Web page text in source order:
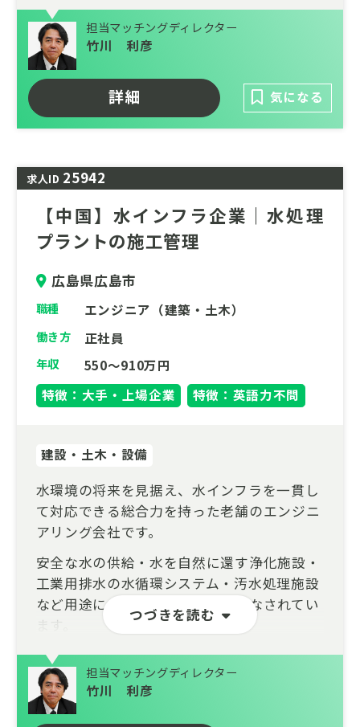
設計・施工・運用・メンテナンスまで一貫し
て対応できる総合力を武器に、自然や環境に
配慮された建設施工、革新的な水処理技術の
研究開発、耐震性に優れた鋼管製造の加工技
術を持ち、安心・安全な水利用を約束しま
す。
担当マッチングディレクター
竹川 利彦
詳細 気になる
求人ID 25942
【中国】水インフラ企業｜水処理
プラントの施工管理
広島県広島市
職種 エンジニア（建築・土木）
働き方 正社員
年収
550～910万円
特徴：大手・上場企業
特徴：英語力不問
つづきを読む
建設・土木・設備
水環境の将来を見据え、水インフラを一貫し
て対応できる総合力を持った老舗のエンジニ
アリング会社です。
安全な水の供給・水を自然に還す浄化施設・
工業用排水の水循環システム・汚水処理施設
など用途に合わせた様々な運用がなされてい
ます。
設計・施工・運用・メンテナンスまで一貫し
て対応できる総合力を武器に、自然や環境に
配慮された建設施工、革新的な水処理技術の
研究開発、耐震性に優れた鋼管製造の加工技
担当マッチングディレクター
竹川 利彦